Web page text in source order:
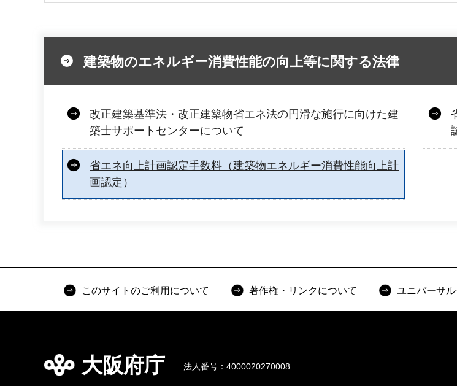
建築物のエネルギー消費性能の向上等に関する法律
改正建築基準法・改正建築物省エネ法の円滑な施行に向けた建
築士サポートセンターについて
省エネ向上計画認定手数料（建築物エネルギー消費性能向上計
画認定）
このサイトのご利用について 著作権・リンクについて ユニバーサ
大阪府庁 法人番号：4000020270008